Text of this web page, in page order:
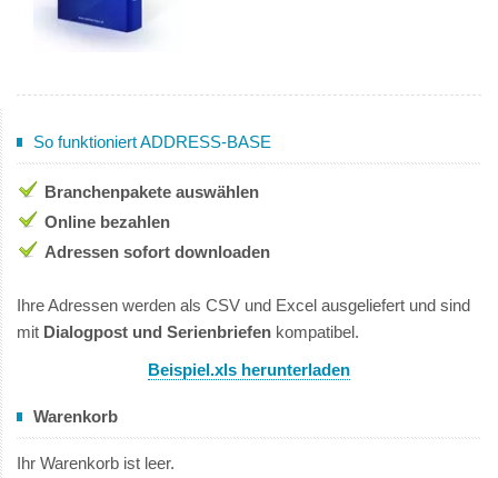
So funktioniert ADDRESS-BASE
Branchenpakete auswählen
Online bezahlen
Adressen sofort downloaden
Ihre Adressen werden als CSV und Excel ausgeliefert und sind
mit Dialogpost und Serienbriefen kompatibel.
Beispiel.xls herunterladen
Warenkorb
Ihr Warenkorb ist leer.